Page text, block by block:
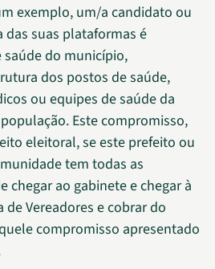
exemplo, um/a candidato ou
suas plataformas é
do município,
dos postos de saúde,
ou equipes de saúde da
Este compromisso,
eleitoral, se este prefeito ou
tem todas as
chegar ao gabinete e chegar à
de Vereadores e cobrar do
compromisso apresentado